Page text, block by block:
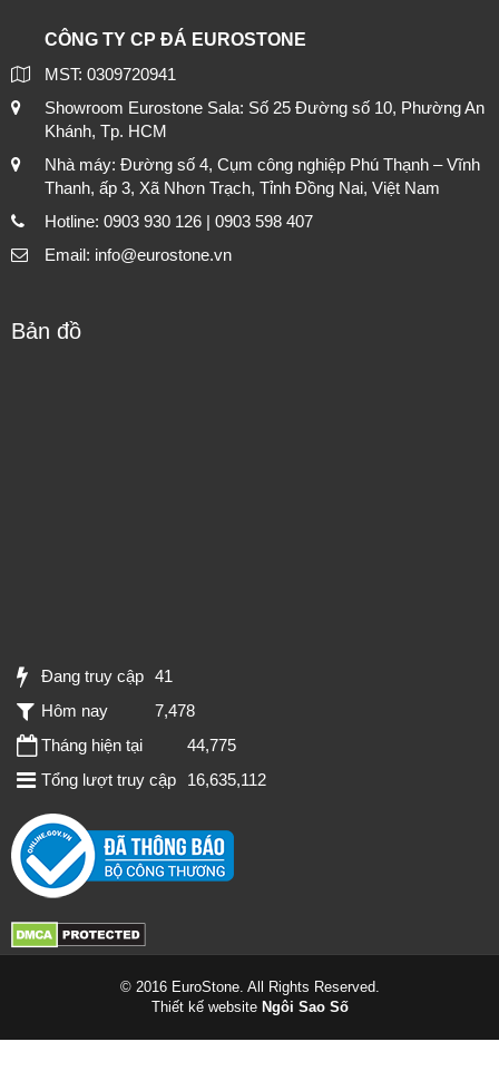
CÔNG TY CP ĐÁ EUROSTONE
MST: 0309720941
Showroom Eurostone Sala: Số 25 Đường số 10, Phường An
Khánh, Tp. HCM
Nhà máy: Đường số 4, Cụm công nghiệp Phú Thạnh – Vĩnh
Thanh, ấp 3, Xã Nhơn Trạch, Tỉnh Đồng Nai, Việt Nam
Hotline: 0903 930 126 | 0903 598 407
Email: info@eurostone.vn
Bản đồ
Đang truy cập 41
Hôm nay
7,478
Tháng hiện tại
44,775
Tổng lượt truy cập
16,635,112
© 2016 EuroStone. All Rights Reserved.
Thiết kế website Ngôi Sao Số